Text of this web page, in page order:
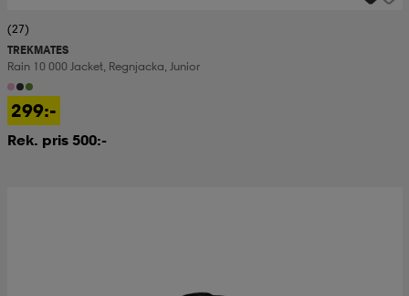
(27)
TREKMATES
Rain 10 000 Jacket, Regnjacka, Junior
299:-
Rek. pris 500:-